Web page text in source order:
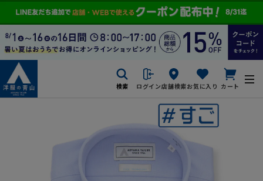
検索 ログイン店舗検索お気に入り カート